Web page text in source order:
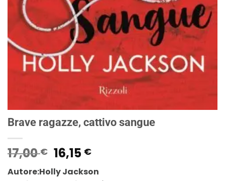
Brave ragazze, cattivo sangue
17,00€ Il
prezzo
originale
16,15 €Il
attuale
Autore:Holly Jackson